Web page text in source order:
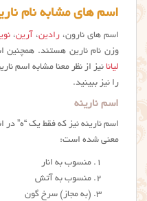
اسم های مشابه نام
اسم های نارون، رادین، آرین،
وزن نام نارین هستند.
لیانا نیز از نظر معنا مشابه اسم
را نیز ببینید.
اسم نارینه
اسم نارینه نیز که فقط یک “ه” در
معنی شده است:
منسوب به انار
منسوب به آتش
(به مجاز) سرخ گون